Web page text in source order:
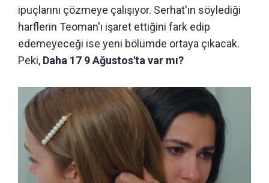
ipuçlarını çözmeye çalışıyor. Serhat'ın söylediği
harflerin Teoman'ı işaret ettiğini fark edip
edemeyeceği ise yeni bölümde ortaya çıkacak.
Peki, Daha 17 9 Ağustos'ta var mı?